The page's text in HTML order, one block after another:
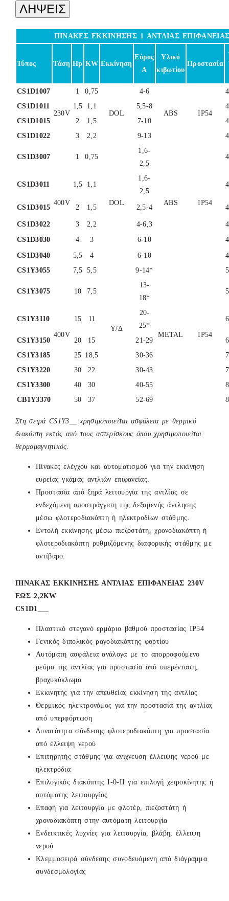
ΛΗΨΕΙΣ
ΠΙΝΑΚΕΣ ΕΚΚΙΝΗΣΗΣ 1 ΑΝΤΛΙΑΣ
Τύπος Τάση Hp KW Εκκίνηση
Εύρος
Α
Υλικό
κιβωτίου
Προστασία
CS1D1007
230V
1 0,75
DOL
4-6
ABS IP54
CS1D1011
1,5 1,1 5,5-8
CS1D1015
2 1,5 7-10
CS1D1022
3 2,2 9-13
CS1D3007
400V
1 0,75
DOL
1,6-
2,5
ABS IP54
CS1D3011 1,5 1,1
1,6-
2,5
CS1D3015 2 1,5 2,5-4
CS1D3022 3 2,2 4-6,3
CS1D3030
4 3 6-10
CS1D3040 5,5 4 6-10
CS1Υ3055
400V
7,5 5,5
Υ/Δ
9-14*
METAL IP54
CS1Υ3075 10 7,5
13-
18*
CS1Υ3110 15 11
20-
25*
CS1Υ3150 20 15 21-29
CS1Υ3185
25 18,5 30-36
CS1Υ3220
30 22 30-43
CS1Υ3300
40 30 40-55
CB1Υ3370
50 37 52-69
Στη σειρά CS1Y3__ xρησιμοποιείται ασφάλεια με θερμικό
διακόπτη εκτός από τους αστερίσκους όπου χρησιμοποιείται
θερμομαγνητικός.
Πίνακες ελέγχου και αυτοματισμού για την εκκίνηση
ευρείας γκάμας αντλιών επιφανείας.
Προστασία από ξηρά λειτουργία της αντλίας σε
ενδεχόμενη αποστράγγιση της δεξαμενής άντλησης
μέσω φλοτεροδιακόπτη ή ηλεκτροδίων στάθμης.
Εντολή εκκίνησης μέσω πιεζοστάτη, χρονοδιακόπτη ή
φλοτεροδιακόπτη ρυθμιζόμενης διαφορικής στάθμης με
αντίβαρο.
ΠΙΝΑΚΑΣ ΕΚΚΙΝΗΣΗΣ ΑΝΤΛΙΑΣ ΕΠΙΦΑΝΕΙΑΣ 230V
ΕΩΣ 2,2KW
CS1D1___
Πλαστικό στεγανό ερμάριο βαθμού προστασίας ΙΡ54
Γενικός διπολικός ραγοδιακόπτης φορτίου
Aυτόματη ασφάλεια ανάλογα με το απορροφούμενο
ρεύμα της αντλίας για προστασία από υπερένταση,
βραχυκύκλωμα
Εκκινητής για την απευθείας εκκίνηση της αντλίας
Θερμικός ηλεκτρονόμος για την προστασία της αντλίας
από υπερφόρτωση
Δυνατότητα σύνδεσης φλοτεροδιακόπτη για προστασία
από έλλειψη νερού
Επιτηρητής στάθμης για ανίχνευση έλλειψης νερού με
ηλεκτρόδια
Επιλογικός διακόπτης Ι-0-ΙΙ για επιλογή χειροκίνητης ή
αυτόματης λειτουργίας
Επαφή για λειτουργία με φλοτέρ, πιεζοστάτη ή
χρονοδιακόπτη στην αυτόματη λειτουργία
Ενδεικτικές λυχνίες για λειτουργία, βλάβη, έλλειψη
νερού
Κλεμμοσειρά σύνδεσης συνοδευόμενη από διάγραμμα
συνδεσμολογίας